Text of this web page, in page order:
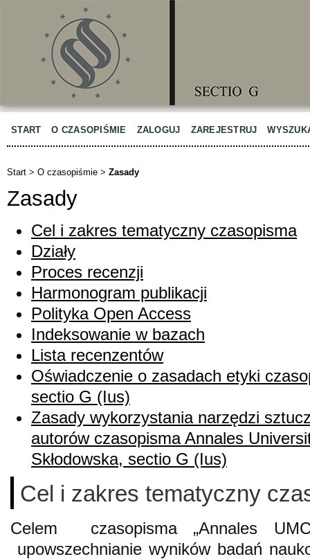
START O CZASOPIŚMIE ZALOGUJ ZAREJESTRUJ
Start > O czasopiśmie > Zasady
Zasady
Cel i zakres tematyczny czasopisma
Działy
Proces recenzji
Harmonogram publikacji
Polityka Open Access
Indeksowanie w bazach
Lista recenzentów
Oświadczenie o zasadach etyki
sectio G (Ius)
Zasady wykorzystania narzędzi
autorów czasopisma Annales
Skłodowska, sectio G (Ius)
Cel i zakres tematyczny
Celem czasopisma „Annales
upowszechnianie wyników badań